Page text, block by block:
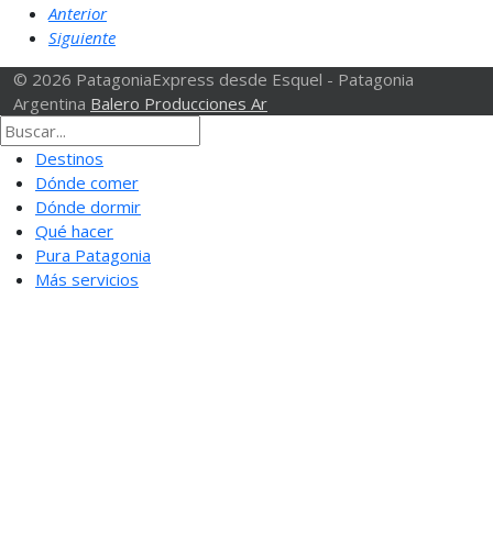
Anterior
Siguiente
© 2026 PatagoniaExpress desde Esquel - Patagonia
Argentina Balero Producciones Ar
Destinos
Dónde comer
Dónde dormir
Qué hacer
Pura Patagonia
Más servicios